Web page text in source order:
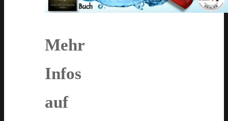
Mehr
Infos
auf